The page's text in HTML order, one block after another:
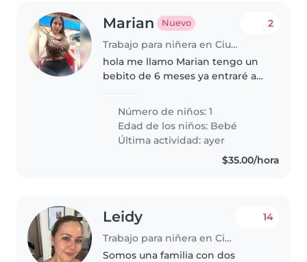
Marian Nuevo
Trabajo para niñera en Ciudad de México
2
hola me llamo Marian tengo un
bebito de 6 meses ya entraré a
apoyen a verlo el estaría con su
abuela pero si necesitaría que
cuando ella no pudiera en algún..
Número de niños: 1
Edad de los niños: Bebé
Última actividad: ayer
$35.00/hora
Leidy
Trabajo para niñera en Ciudad de México
14
Somos una familia con dos